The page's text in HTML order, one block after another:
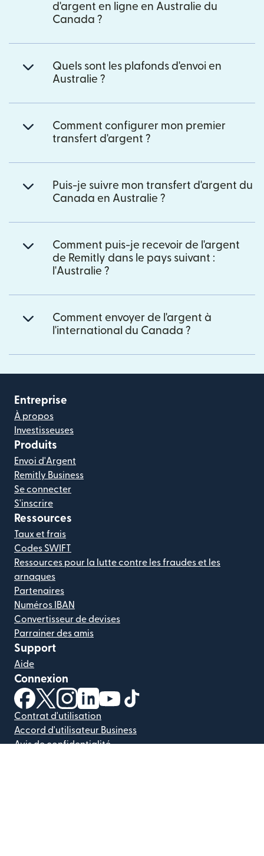
d'argent en ligne en Australie du
Canada ?
Quels sont les plafonds d'envoi en
Australie ?
Comment configurer mon premier
transfert d'argent ?
Puis-je suivre mon transfert d'argent du
Canada en Australie ?
Comment puis-je recevoir de l'argent
de Remitly dans le pays suivant :
l'Australie ?
Comment envoyer de l'argent à
l'international du Canada ?
Entreprise
À propos
Investisseuses
Produits
Envoi d'Argent
Remitly Business
Se connecter
S'inscrire
Ressources
Taux et frais
Codes SWIFT
Ressources pour la lutte contre les fraudes et les
arnaques
Partenaires
Numéros IBAN
Convertisseur de devises
Parrainer des amis
Support
Aide
Connexion
(s'ouvre dans une nouvelle fenêtre)
(s'ouvre dans une nouvelle fenêtre)
(s'ouvre dans une nouvelle fenêtre)
(s'ouvre dans une nouvelle fenêtre)
(s'ouvre dans une nouvelle
Contrat d'utilisation
Accord d'utilisateur Business
Avis de confidentialité